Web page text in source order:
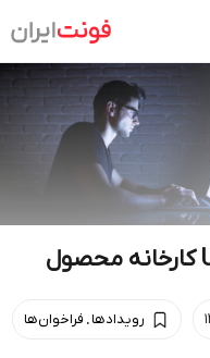
رویداد‌ها. فراخوان‌ها